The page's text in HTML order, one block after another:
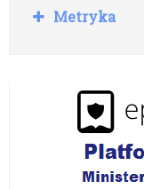
R
o
Metryka